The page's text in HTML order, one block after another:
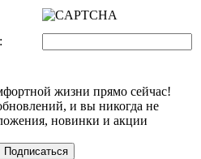
:
жизни прямо сейчас!
и вы никогда не
новинки и акции
Подписаться